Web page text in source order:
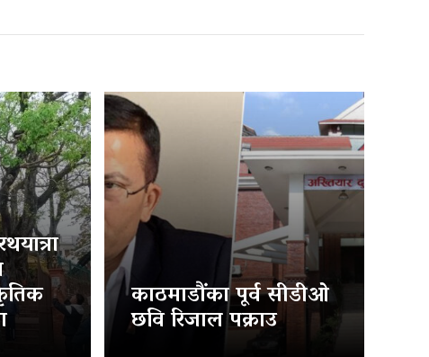
काठमाडौंका पूर्व सीडीओ
छवि रिजाल पक्राउ